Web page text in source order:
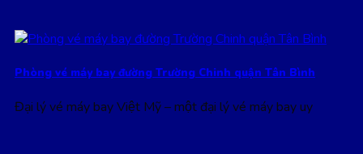
Phòng vé máy bay đường Trường Chinh quận Tân Bình
Đại lý vé máy bay Việt Mỹ – một đại lý vé máy bay uy